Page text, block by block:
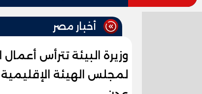
أخبار مصر
وزيرة البيئة تترأس
لمجلس الهيئة